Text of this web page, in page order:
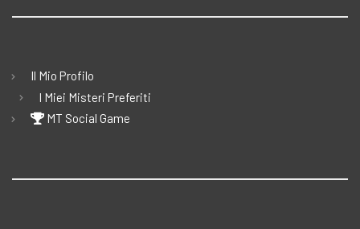
Il Mio Profilo
I Miei Misteri Preferiti
MT Social Game